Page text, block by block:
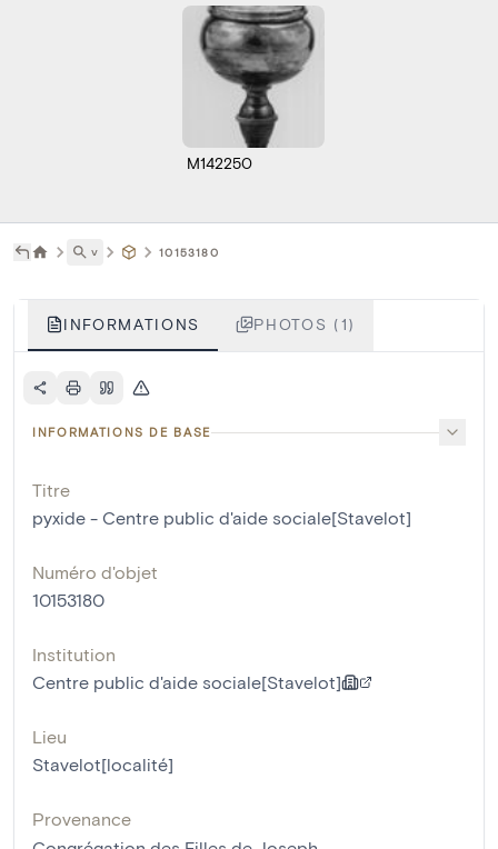
M142250
˅ 10153180
INFORMATIONS PHOTOS (1)
INFORMATIONS DE BASE
Titre
pyxide - Centre public d'aide sociale[Stavelot]
Numéro d'objet
10153180
Institution
Centre public d'aide sociale[Stavelot]
Lieu
Stavelot[localité]
Provenance